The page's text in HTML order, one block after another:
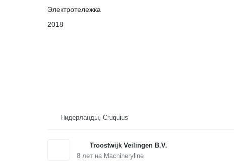
Электротележка
2018
Нидерланды, Cruquius
Troostwijk Veilingen B.V.
8лет на Machineryline